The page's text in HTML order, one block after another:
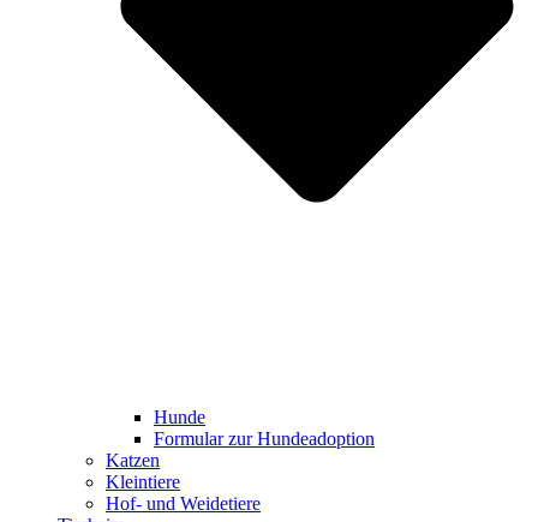
Hunde
Formular zur Hundeadoption
Katzen
Kleintiere
Hof- und Weidetiere